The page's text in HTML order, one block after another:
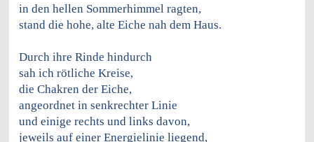
in den hellen Sommerhimmel ragten,
stand die hohe, alte Eiche nah dem Haus.
Durch ihre Rinde hindurch
sah ich rötliche Kreise,
die Chakren der Eiche,
angeordnet in senkrechter Linie
und einige rechts und links davon,
jeweils auf einer Energielinie liegend,